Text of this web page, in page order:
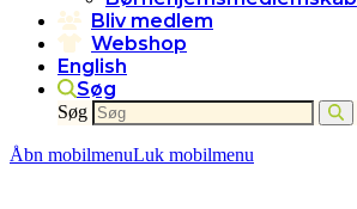
Bliv medlem
Webshop
English
Søg
Søg
Åbn mobilmenuLuk mobilmenu